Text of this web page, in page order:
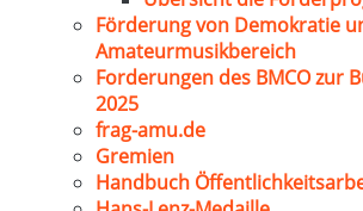
Förderung von Demokratie
Amateurmusikbereich
Forderungen des BMCO zur
2025
frag-amu.de
Gremien
Handbuch